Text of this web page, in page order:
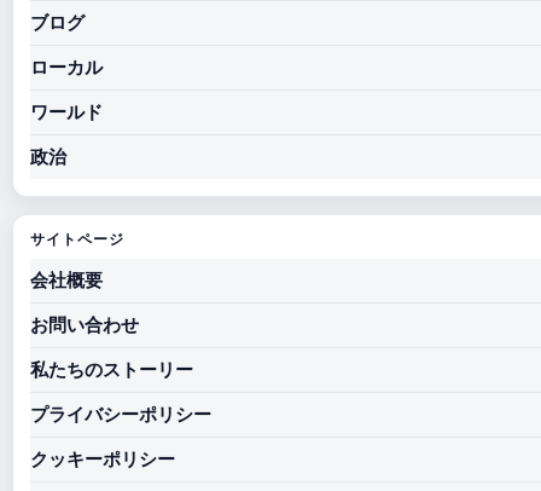
ブログ
ローカル
ワールド
政治
サイトページ
会社概要
お問い合わせ
私たちのストーリー
プライバシーポリシー
クッキーポリシー